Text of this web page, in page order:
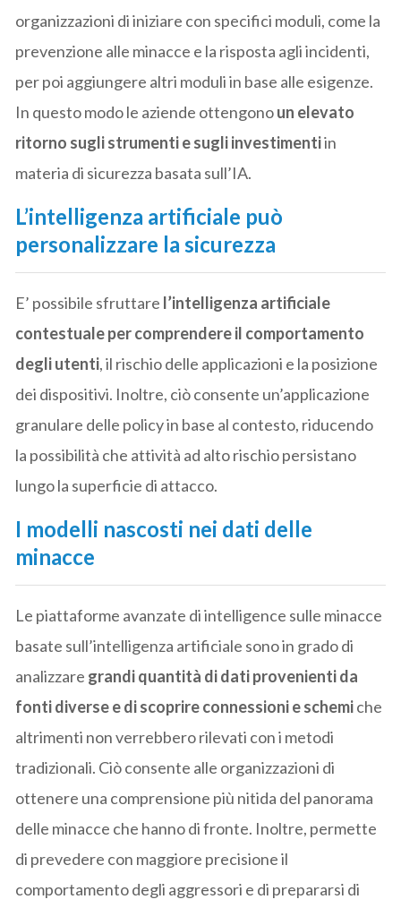
organizzazioni di iniziare con specifici moduli, come la
prevenzione alle minacce e la risposta agli incidenti,
per poi aggiungere altri moduli in base alle esigenze.
In questo modo le aziende ottengonoun elevato
ritorno sugli strumenti e sugli investimentiin
materia di sicurezza basata sull’IA.
L’intelligenza artificiale può
personalizzare la sicurezza
E’ possibile sfruttare l’intelligenza artificiale
contestuale per comprendere il comportamento
degli utenti, il rischio delle applicazioni e la posizione
dei dispositivi. Inoltre, ciò consente un’applicazione
granulare delle policy in base al contesto, riducendo
la possibilità che attività ad alto rischio persistano
lungo la superficie di attacco.
I modelli nascosti nei dati delle
minacce
Le piattaforme avanzate di intelligence sulle minacce
basate sull’intelligenza artificiale sono in grado di
analizzare grandi quantità di dati provenienti da
fonti diverse e di scoprire connessioni e schemiche
altrimenti non verrebbero rilevati con i metodi
tradizionali. Ciò consente alle organizzazioni di
ottenere una comprensione più nitida del panorama
delle minacce che hanno di fronte. Inoltre, permette
di prevedere con maggiore precisione il
comportamento degli aggressori e di prepararsi di